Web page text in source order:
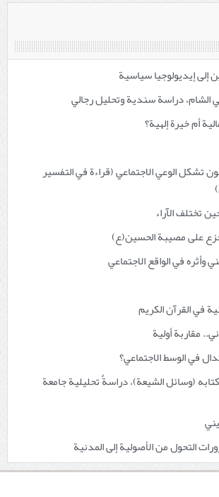
إلى إيديولوجيا سياسية
دراسة سندية وتحليل رجالي
أم خيرة إلهية؟
تشكل الوعي الاجتماعي (قراءة في التفسير
تختلف الآراء
على مصيبة الحسين(ع)
وأثره في الواقع الاجتماعي
في القرآن الكريم
مقاربة أولية
في الوسط الاجتماعي؟
(وسائل الشيعة)، دراسةٌ تحليلية جامعة
التحول من الأصولية إلى المدنية